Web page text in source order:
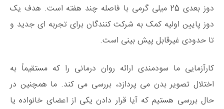
دوز بعدی 25 میلی گرمی با فاصله چند هفته است. هدف یک
دوز پایین اولیه کمک به شرکت کنندگان برای تجربه ای جدید و
تا حدودی غیرقابل پیش بینی است.
کارآزمایی ما سودمندی ارائه روان درمانی را که مستقیماً به
اختلال تصویر بدن می پردازد، بررسی می کند. ما همچنین در
حال بررسی هستیم که آیا قرار دادن یکی از اعضای خانواده یا